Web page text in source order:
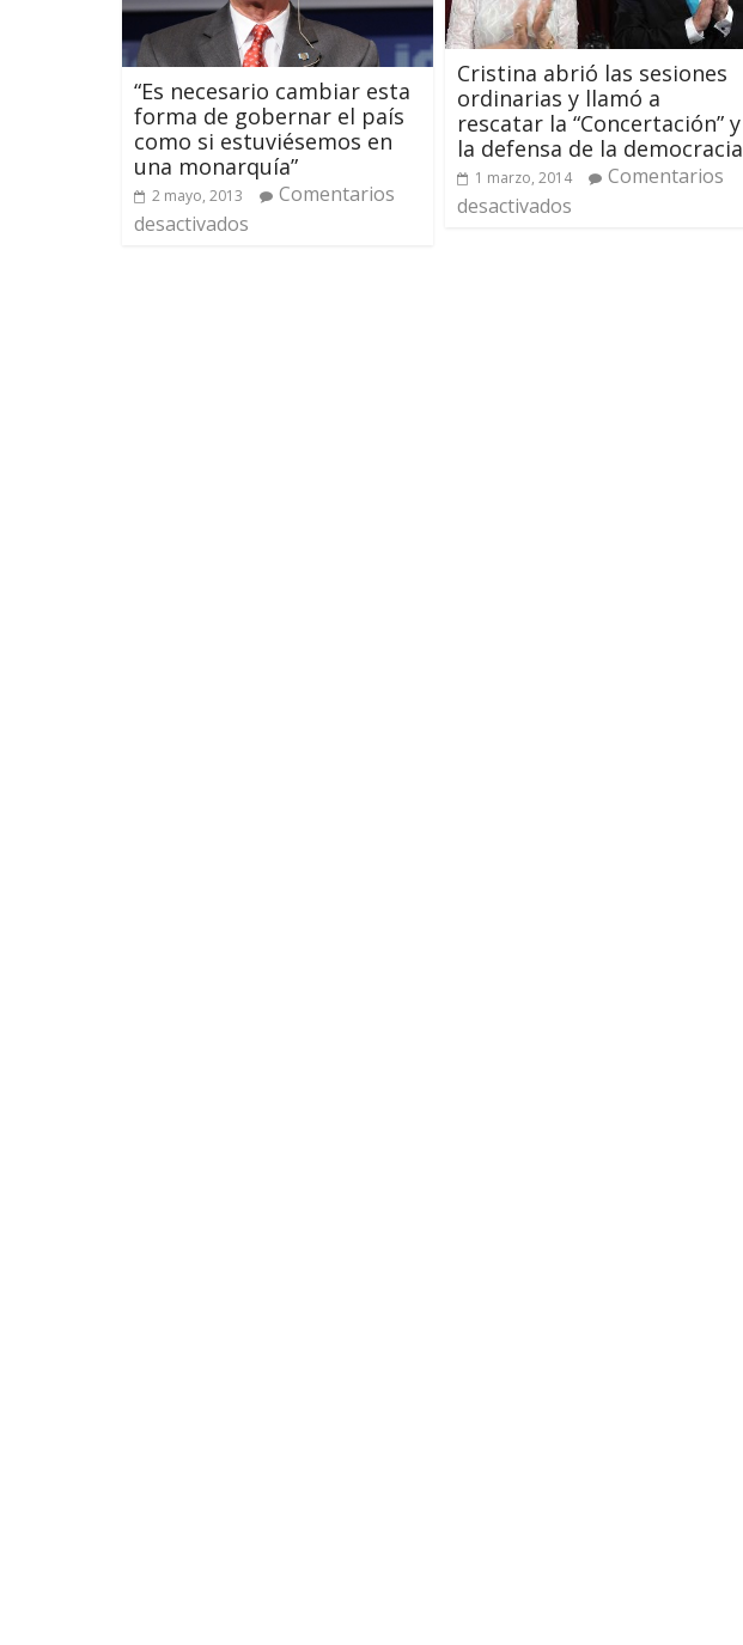
“Es necesario cambiar esta
forma de gobernar el país
como si estuviésemos en
una monarquía”
2 mayo, 2013
Comentarios
desactivados
Cristina abrió las sesiones
ordinarias y llamó a
rescatar la “Concertación” y
la defensa de la democracia
1 marzo, 2014
Comentarios
desactivados